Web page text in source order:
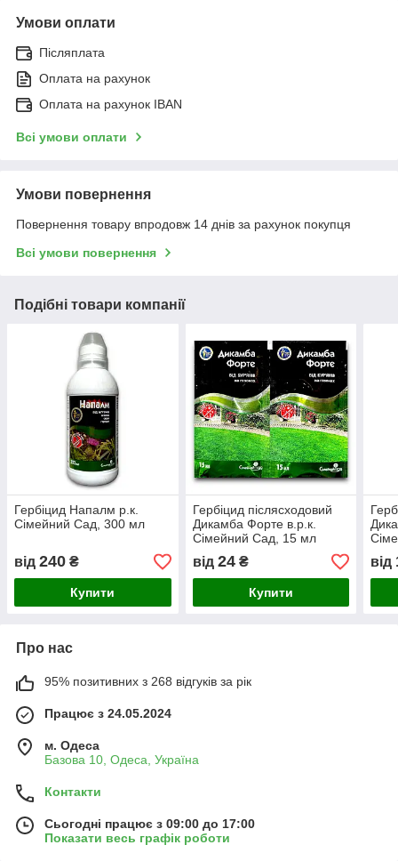
Умови оплати
Післяплата
Оплата на рахунок
Оплата на рахунок IBAN
Всі умови оплати
Умови повернення
Повернення товару впродовж 14 днів за рахунок покупця
Всі умови повернення
Подібні товари компанії
Гербіцид Напалм р.к.
Сімейний Сад, 300 мл
від 240 ₴
Купити
Гербіцид післясходовий
Дикамба Форте в.р.к.
Сімейний Сад, 15 мл
від 24₴
Купити
від
Про нас
95% позитивних з 268 відгуків за рік
Працює з 24.05.2024
м. Одеса
Базова 10, Одеса, Україна
Контакти
Сьогодні працює з 09:00 до 17:00
Показати весь графік роботи